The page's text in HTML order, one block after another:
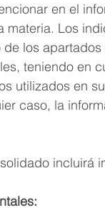
en el
Los
los
teniendo en
utilizados en
caso, la
incluirá